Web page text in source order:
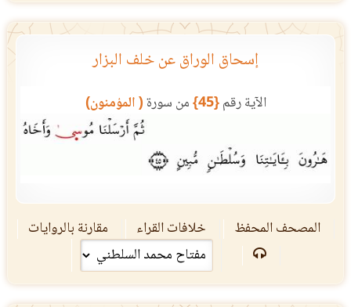
إسحاق الوراق عن خلف البزار
الآية رقم{45} من سورة( المؤمنون)
المصحف المحفظ خلافات القراء مقارنة بالروايات